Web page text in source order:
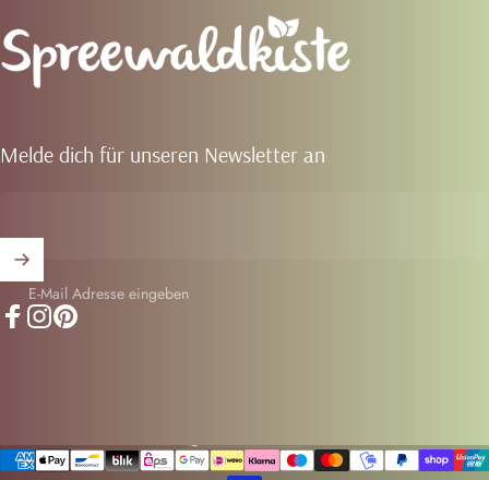
Spreewaldkiste
Melde dich für unseren Newsletter an
E-Mail Adresse eingeben
Land/Region